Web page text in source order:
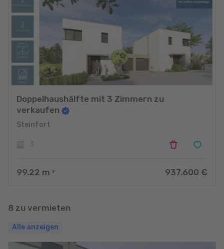
Doppelhaushälfte mit 3 Zimmern zu
verkaufen
Steinfort
99.22 m 2 937.600 €
8 zu vermieten
Alle anzeigen